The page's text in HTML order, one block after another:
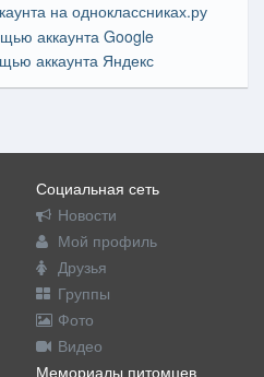
Социальная сеть
Новости
Мой профиль
Друзья
Группы
Фото
Видео
Мемориалы питомцев